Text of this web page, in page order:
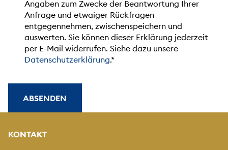
Angaben zum Zwecke der Beantwortung Ihrer
Anfrage und etwaiger Rückfragen
entgegennehmen, zwischenspeichern und
auswerten. Sie können dieser Erklärung jederzeit
per E-Mail widerrufen. Siehe dazu unsere
Datenschutzerklärung.
ABSENDEN
KONTAKT